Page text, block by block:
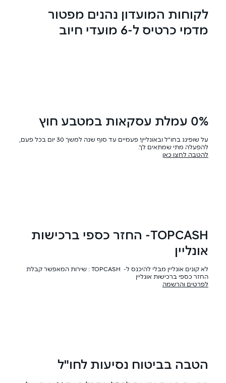
לקוחות המועדון נהנים מפטור
מדמי כרטיס ל-6 מועדי חיוב
0% עמלת עסקאות במטבע חוץ
על שופינג בחו"ל ובאונליין! פעמיים עד סוף שנה למשך 30 יום בכל פעם,
להפעלה מתי שמתאים לך.
להטבה לחצו כאן
TOPCASH- החזר כספי ברכישות
אונליין
לא קונים אונליין מבלי להיכנס ל- TOPCASH : שירות המאפשר קבלת
החזר כספי ברכישות אונליין
לפרטים והרשמה
הטבה בביטוח נסיעות לחו"ל